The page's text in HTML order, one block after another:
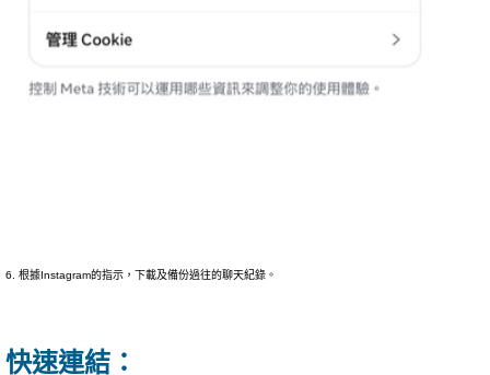
6. 根據Instagram的指示，下載及備份過往的聊天紀錄。
快速連結：